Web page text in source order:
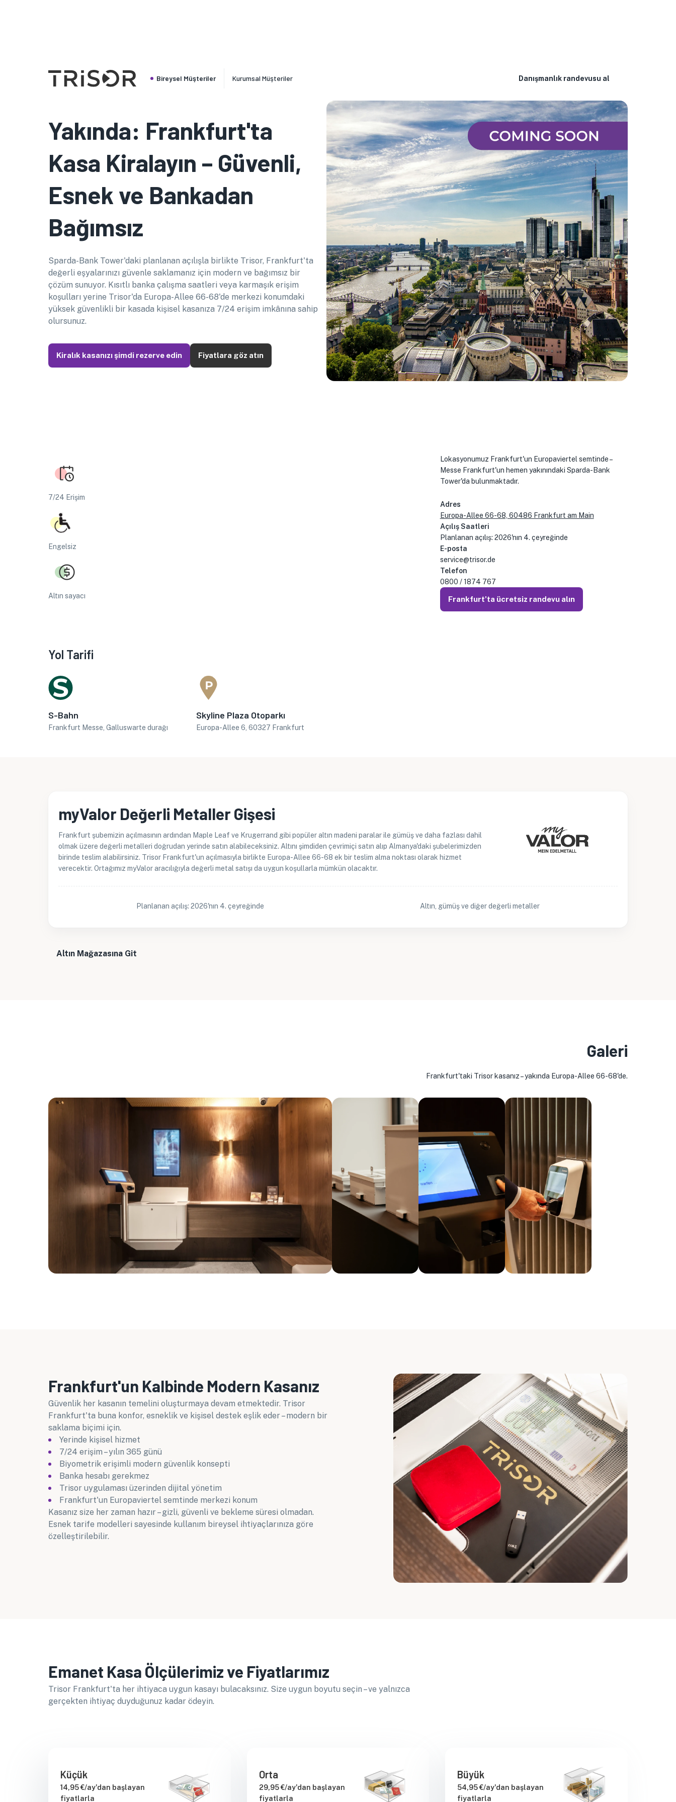
Bireysel Müşteriler Kurumsal Müşteriler Danışmanlık randevusu al
Yakında: Frankfurt'ta
Kasa Kiralayın – Güvenli,
Esnek ve Bankadan
Bağımsız
Sparda-Bank Tower'daki planlanan açılışla birlikte Trisor, Frankfurt'ta
değerli eşyalarınızı güvenle saklamanız için modern ve bağımsız bir
çözüm sunuyor. Kısıtlı banka çalışma saatleri veya karmaşık erişim
koşulları yerine Trisor'da Europa-Allee 66-68'de merkezi konumdaki
yüksek güvenlikli bir kasada kişisel kasanıza 7/24 erişim imkânına sahip
olursunuz.
Kiralık kasanızı şimdi rezerve edin Fiyatlara göz atın
7/24 Erişim
Engelsiz
Altın sayacı
Lokasyonumuz Frankfurt'un Europaviertel semtinde –
Messe Frankfurt'un hemen yakınındaki Sparda-Bank
Tower'da bulunmaktadır.
Adres
Europa-Allee 66-68, 60486 Frankfurt am Main
Açılış Saatleri
Planlanan açılış: 2026'nın 4. çeyreğinde
E-posta
service@trisor.de
Telefon
0800 / 1874 767
Frankfurt'ta ücretsiz randevu alın
Yol Tarifi
S-Bahn
Frankfurt Messe, Galluswarte durağı
Skyline Plaza Otoparkı
Europa-Allee 6, 60327 Frankfurt
myValor Değerli Metaller Gişesi
Frankfurt şubemizin açılmasının ardından Maple Leaf ve Krugerrand gibi popüler altın madeni paralar ile gümüş ve daha fazlası dahil
olmak üzere değerli metalleri doğrudan yerinde satın alabileceksiniz. Altını şimdiden çevrimiçi satın alıp Almanya'daki şubelerimizden
birinde teslim alabilirsiniz. Trisor Frankfurt'un açılmasıyla birlikte Europa-Allee 66-68 ek bir teslim alma noktası olarak hizmet
verecektir. Ortağımız myValor aracılığıyla değerli metal satışı da uygun koşullarla mümkün olacaktır.
Planlanan açılış: 2026'nın 4. çeyreğinde Altın, gümüş ve diğer değerli metaller
Altın Mağazasına Git
Galeri
Frankfurt'taki Trisor kasanız – yakında Europa-Allee 66-68'de.
Frankfurt'un Kalbinde Modern Kasanız
Güvenlik her kasanın temelini oluşturmaya devam etmektedir. Trisor
Frankfurt'ta buna konfor, esneklik ve kişisel destek eşlik eder – modern bir
saklama biçimi için.
Yerinde kişisel hizmet
7/24 erişim – yılın 365 günü
Biyometrik erişimli modern güvenlik konsepti
Banka hesabı gerekmez
Trisor uygulaması üzerinden dijital yönetim
Frankfurt'un Europaviertel semtinde merkezi konum
Kasanız size her zaman hazır – gizli, güvenli ve bekleme süresi olmadan.
Esnek tarife modelleri sayesinde kullanım bireysel ihtiyaçlarınıza göre
özelleştirilebilir.
Emanet Kasa Ölçülerimiz ve Fiyatlarımız
Trisor Frankfurt'ta her ihtiyaca uygun kasayı bulacaksınız. Size uygun boyutu seçin – ve yalnızca
gerçekten ihtiyaç duyduğunuz kadar ödeyin.
Küçük
14,95 €/ay'dan başlayan
fiyatlarla
Orta
29,95 €/ay'dan başlayan
fiyatlarla
Büyük
54,95 €/ay'dan başlayan
fiyatlarla